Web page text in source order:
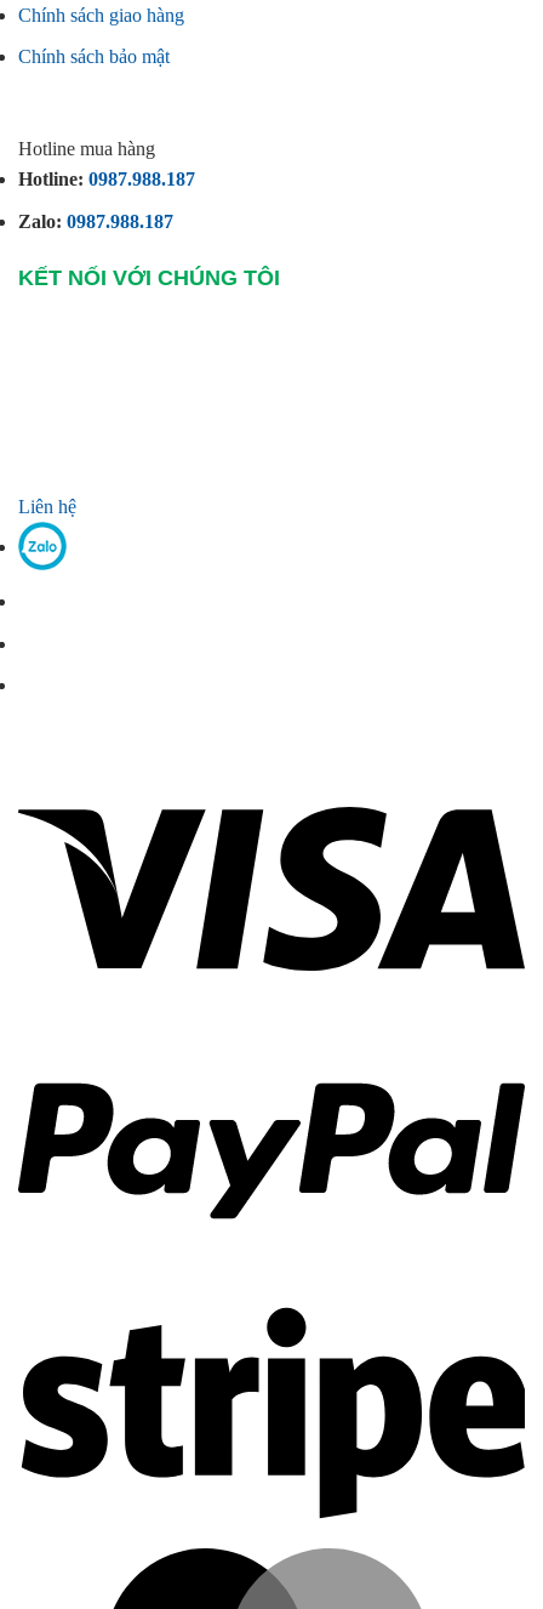
Chính sách giao hàng
Chính sách bảo mật
Hotline mua hàng
Hotline: 0987.988.187
Zalo: 0987.988.187
KẾT NỐI VỚI CHÚNG TÔI
Liên hệ